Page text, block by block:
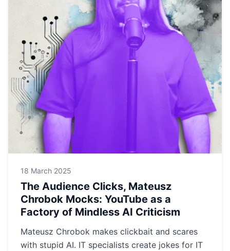
18 March 2025
The Audience Clicks, Mateusz
Chrobok Mocks: YouTube as a
Factory of Mindless AI Criticism
Mateusz Chrobok makes clickbait and scares
with stupid AI. IT specialists create jokes for IT